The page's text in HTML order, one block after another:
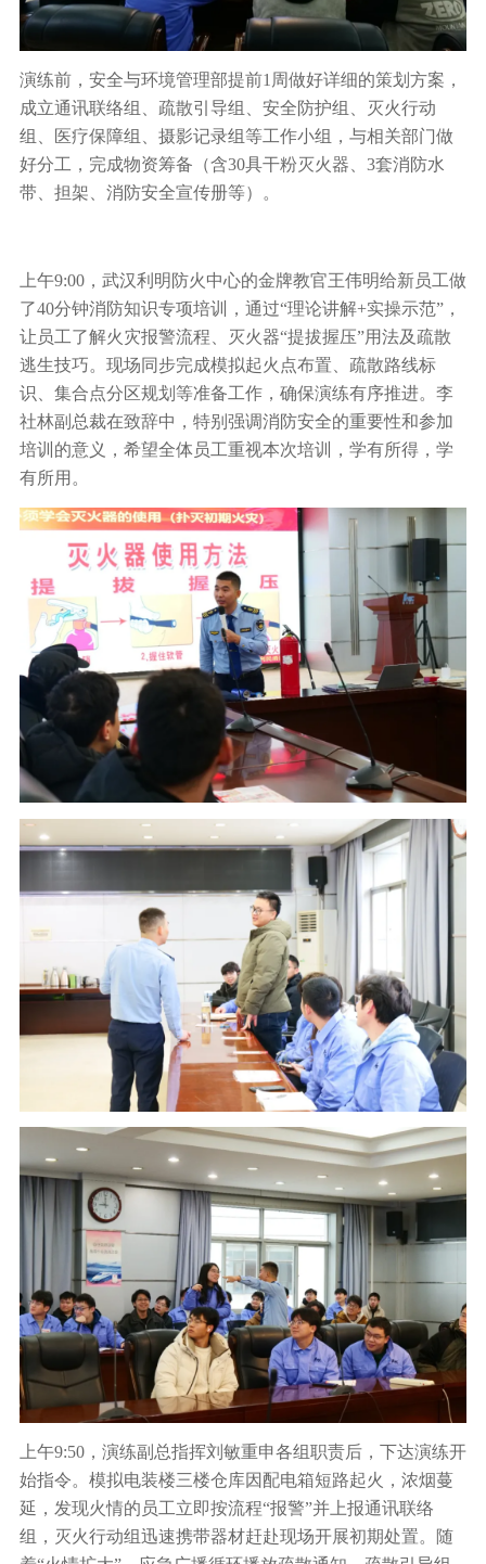
演练前，安全与环境管理部提前1周做好详细的策划方案，
成立通讯联络组、疏散引导组、安全防护组、灭火行动
组、医疗保障组、摄影记录组等工作小组，与相关部门做
好分工，完成物资筹备（含30具干粉灭火器、3套消防水
带、担架、消防安全宣传册等）。
上午9:00，武汉利明防火中心的金牌教官王伟明给新员工做
了40分钟消防知识专项培训，通过“理论讲解+实操示范”，
让员工了解火灾报警流程、灭火器“提拔握压”用法及疏散
逃生技巧。现场同步完成模拟起火点布置、疏散路线标
识、集合点分区规划等准备工作，确保演练有序推进。李
社林副总裁在致辞中，特别强调消防安全的重要性和参加
培训的意义，希望全体员工重视本次培训，学有所得，学
有所用。
上午9:50，演练副总指挥刘敏重申各组职责后，下达演练开
始指令。模拟电装楼三楼仓库因配电箱短路起火，浓烟蔓
延，发现火情的员工立即按流程“报警”并上报通讯联络
组，灭火行动组迅速携带器材赶赴现场开展初期处置。随